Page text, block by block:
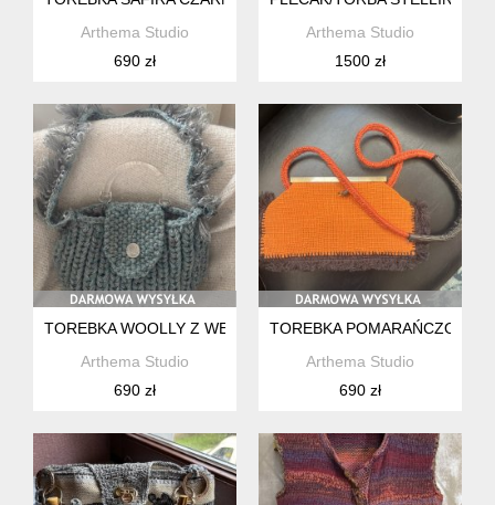
Arthema Studio
690 zł
Arthema Studio
1500 zł
TOREBKA WOOLLY Z WEŁNY SWOJSKIEJ Z GRUBYM
Arthema Studio
690 zł
TOREBKA POMARAŃCZOWA
Arthema Studio
690 zł